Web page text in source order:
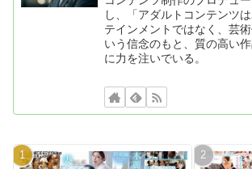
し、「アダルトコンテンツ
テインメントではなく、芸
いう信念のもと、質の高い
に力を注いでいる。